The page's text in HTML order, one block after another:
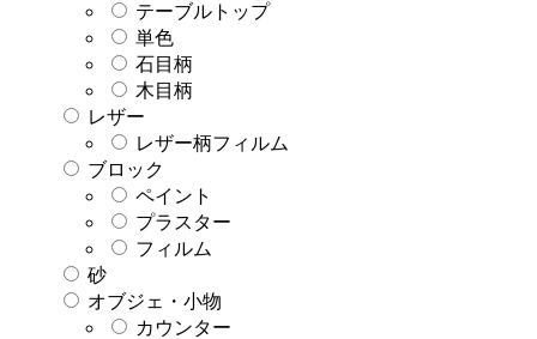
テーブルトップ
単色
石目柄
木目柄
レザー
レザー柄フィルム
ブロック
ペイント
プラスター
フィルム
砂
オブジェ・小物
カウンター